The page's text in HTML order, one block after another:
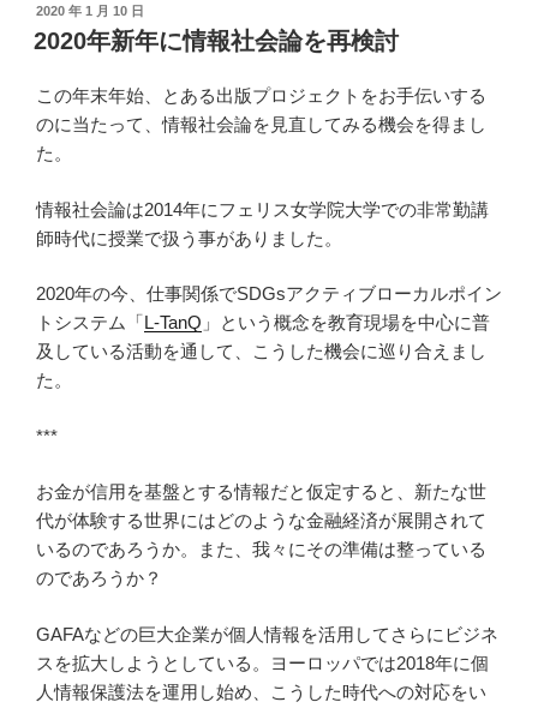
投
稿
日:
2020 年 1 月 10 日
2020年新年に情報社会論を再検討
この年末年始、とある出版プロジェクトをお手伝いする
のに当たって、情報社会論を見直してみる機会を得まし
た。
情報社会論は2014年にフェリス女学院大学での非常勤講
師時代に授業で扱う事がありました。
2020年の今、仕事関係でSDGsアクティブローカルポイン
トシステム「L-TanQ 」という概念を教育現場を中心に普
及している活動を通して、こうした機会に巡り合えまし
た。
***
お金が信用を基盤とする情報だと仮定すると、新たな世
代が体験する世界にはどのような金融経済が展開されて
いるのであろうか。また、我々にその準備は整っている
のであろうか？
GAFAなどの巨大企業が個人情報を活用してさらにビジネ
スを拡大しようとしている。ヨーロッパでは2018年に個
人情報保護法を運用し始め、こうした時代への対応をい